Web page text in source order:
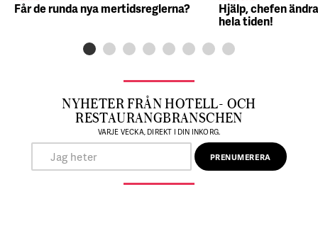
Får de runda nya mertidsreglerna? Hjälp, chefen
hela tiden!
NYHETER FRÅN HOTELL- OCH
RESTAURANGBRANSCHEN
VARJE VECKA, DIREKT I DIN INKORG.